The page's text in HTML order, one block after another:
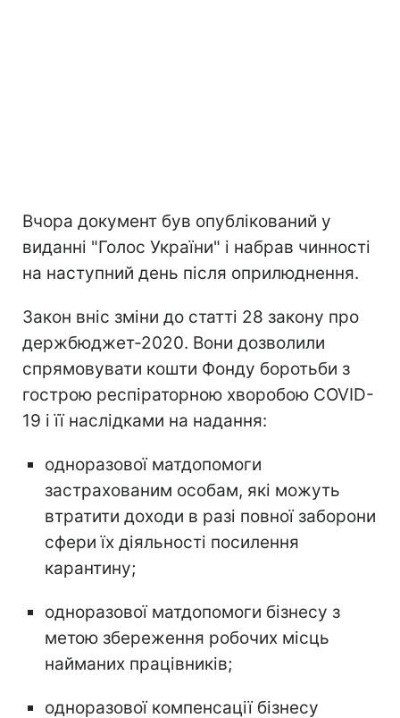
Вчора документ був опублікований у
виданні "Голос України" і набрав чинності
на наступний день після оприлюднення.
Закон вніс зміни до статті 28 закону про
держбюджет-2020. Вони дозволили
спрямовувати кошти Фонду боротьби з
гострою респіраторною хворобою COVID-
19 і її наслідками на надання:
одноразової матдопомоги
застрахованим особам, які можуть
втратити доходи в разі повної заборони
сфери їх діяльності посилення
карантину;
одноразової матдопомоги бізнесу з
метою збереження робочих місць
найманих працівників;
одноразової компенсації бізнесу